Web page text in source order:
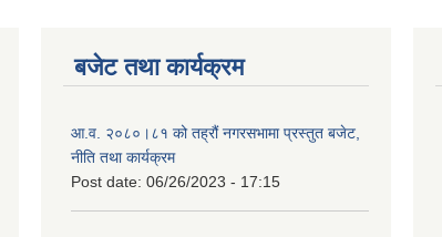
बजेट तथा कार्यक्रम
आ.व. २०८०।८१ को तह्रौं नगरसभामा प्रस्तुत बजेट,
नीति तथा कार्यक्रम
Post date: 06/26/2023 - 17:15